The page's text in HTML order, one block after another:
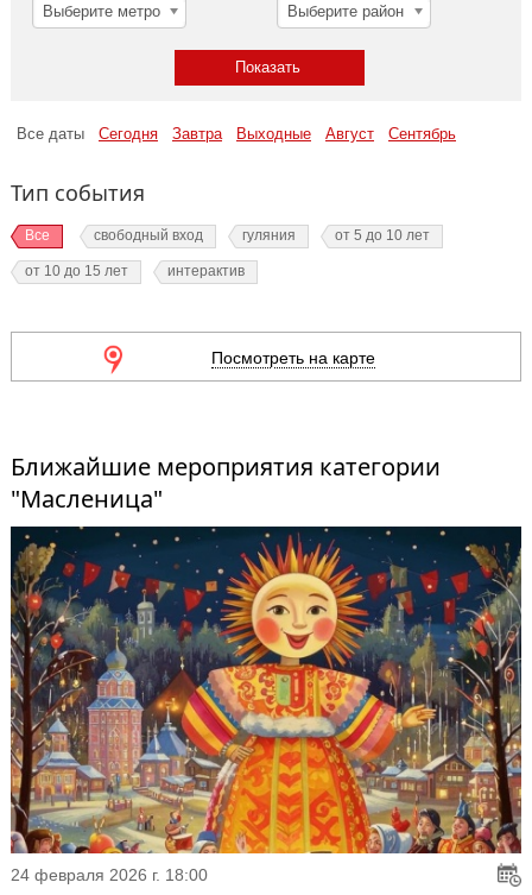
Выберите метро
Выберите район
Все даты Сегодня Завтра Выходные Август Сентябрь
Тип события
Все свободный вход гуляния от 5 до 10 лет
от 10 до 15 лет интерактив
Посмотреть на карте
Ближайшие мероприятия категории
"Масленица"
24 февраля 2026 г. 18:00